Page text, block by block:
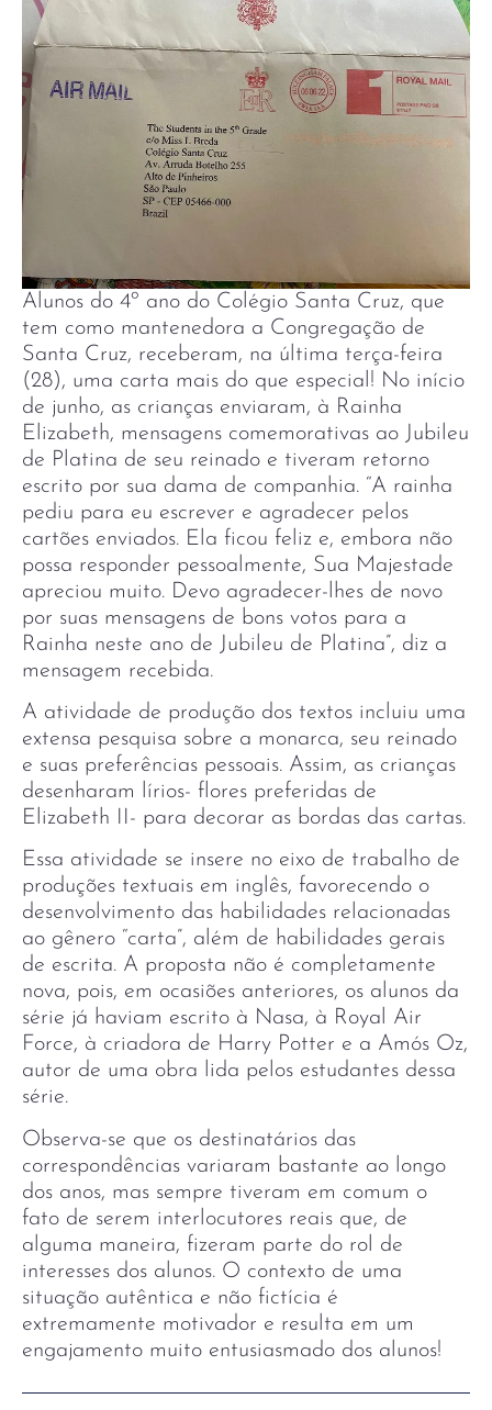
Alunos do 4º ano do Colégio Santa Cruz, que
tem como mantenedora a Congregação de
Santa Cruz, receberam, na última terça-feira
(28), uma carta mais do que especial! No início
de junho, as crianças enviaram, à Rainha
Elizabeth, mensagens comemorativas ao Jubileu
de Platina de seu reinado e tiveram retorno
escrito por sua dama de companhia. “A rainha
pediu para eu escrever e agradecer pelos
cartões enviados. Ela ficou feliz e, embora não
possa responder pessoalmente, Sua Majestade
apreciou muito. Devo agradecer-lhes de novo
por suas mensagens de bons votos para a
Rainha neste ano de Jubileu de Platina”, diz a
mensagem recebida.
A atividade de produção dos textos incluiu uma
extensa pesquisa sobre a monarca, seu reinado
e suas preferências pessoais. Assim, as crianças
desenharam lírios- flores preferidas de
Elizabeth II- para decorar as bordas das cartas.
Essa atividade se insere no eixo de trabalho de
produções textuais em inglês, favorecendo o
desenvolvimento das habilidades relacionadas
ao gênero “carta”, além de habilidades gerais
de escrita. A proposta não é completamente
nova, pois, em ocasiões anteriores, os alunos da
série já haviam escrito à Nasa, à Royal Air
Force, à criadora de Harry Potter e a Amós Oz,
autor de uma obra lida pelos estudantes dessa
série.
Observa-se que os destinatários das
correspondências variaram bastante ao longo
dos anos, mas sempre tiveram em comum o
fato de serem interlocutores reais que, de
alguma maneira, fizeram parte do rol de
interesses dos alunos. O contexto de uma
situação autêntica e não fictícia é
extremamente motivador e resulta em um
engajamento muito entusiasmado dos alunos!